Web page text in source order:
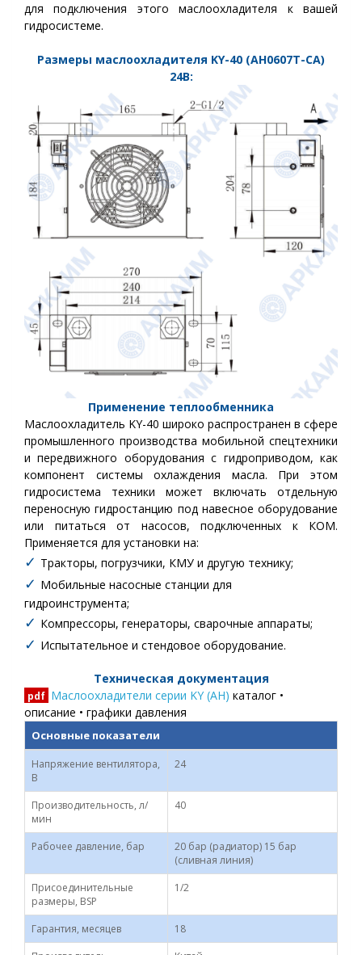
для подключения этого маслоохладителя к вашей
гидросистеме.
Размеры маслоохладителя KY-40 (AH0607T-CA)
24В:
Применение теплообменника
Маслоохладитель KY-40 широко распространен в сфере
промышленного производства мобильной спецтехники
и передвижного оборудования с гидроприводом, как
компонент системы охлаждения масла. При этом
гидросистема техники может включать отдельную
переносную гидростанцию под навесное оборудование
или питаться от насосов, подключенных к КОМ.
Применяется для установки на:
✓ Тракторы, погрузчики, КМУ и другую технику;
✓ Мобильные насосные станции для
гидроинструмента;
✓ Компрессоры, генераторы, сварочные аппараты;
✓ Испытательное и стендовое оборудование.
Техническая документация
pdf Маслоохладители серии KY (AH) каталог •
описание • графики давления
Основные показатели
Напряжение вентилятора,
В
24
Производительность, л/
мин
40
Рабочее давление, бар
20 бар (радиатор) 15 бар
(сливная линия)
Присоединительные
размеры, BSP
1/2
Гарантия, месяцев
18